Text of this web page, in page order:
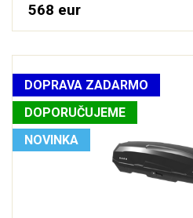
568 eur
DOPRAVA ZADARMO
DOPORUČUJEME
NOVINKA